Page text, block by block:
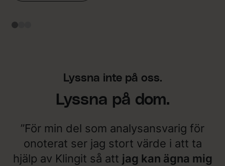
Lyssna inte på oss.
Lyssna på dom.
”För min del som analysansvarig för
onoterat ser jag stort värde i att ta
hjälp av Klingit så att jag kan ägna mig